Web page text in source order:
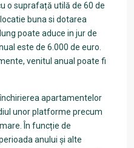
o suprafață utilă de 60 de
buna si dotarea
poate aduce in jur de
este de 6.000 de euro.
venitul anual poate fi
apartamentelor
unor platforme precum
În funcție de
anului și alte